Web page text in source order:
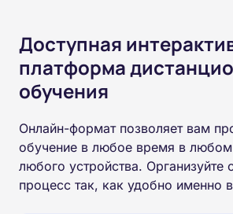
Доступная
платформа
обучения
Онлайн-формат позволяет вам
обучение в любое время в
любого устройства. Организуйте
процесс так, как удобно именно